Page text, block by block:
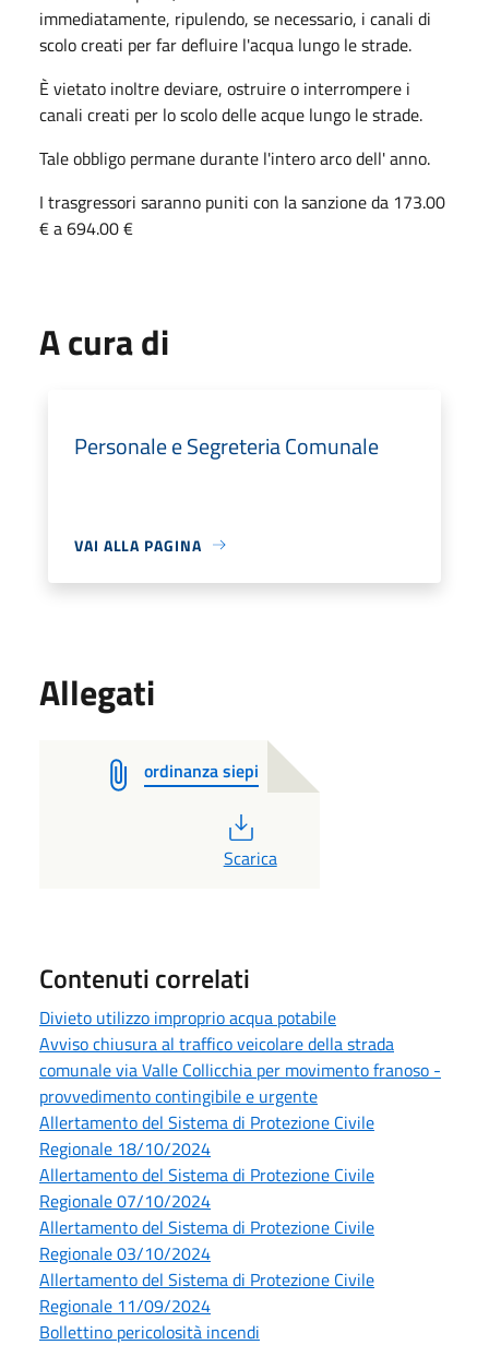
immediatamente, ripulendo, se necessario, i canali di
scolo creati per far defluire l'acqua lungo le strade.
È vietato inoltre deviare, ostruire o interrompere i
canali creati per lo scolo delle acque lungo le strade.
Tale obbligo permane durante l'intero arco dell' anno.
I trasgressori saranno puniti con la sanzione da 173.00
€ a 694.00 €
A cura di
Personale e Segreteria Comunale
VAI ALLA PAGINA
Allegati
ordinanza siepi
PDF
Scarica
Contenuti correlati
Divieto utilizzo improprio acqua potabile
Avviso chiusura al traffico veicolare della strada
comunale via Valle Collicchia per movimento franoso -
provvedimento contingibile e urgente
Allertamento del Sistema di Protezione Civile
Regionale 18/10/2024
Allertamento del Sistema di Protezione Civile
Regionale 07/10/2024
Allertamento del Sistema di Protezione Civile
Regionale 03/10/2024
Allertamento del Sistema di Protezione Civile
Regionale 11/09/2024
Bollettino pericolosità incendi